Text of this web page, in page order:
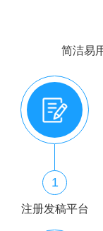
简洁易
1
注册发稿平台